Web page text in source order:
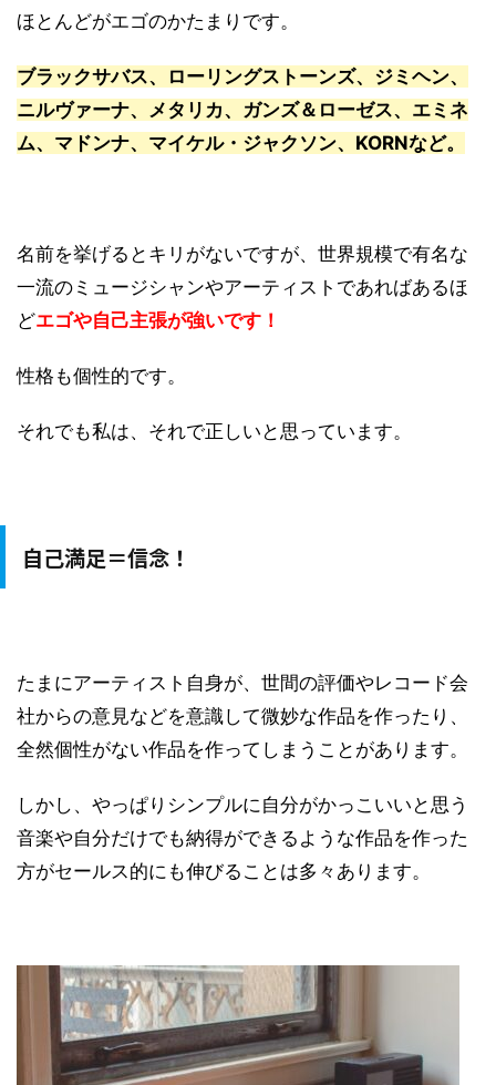
ほとんどがエゴのかたまりです。
ブラックサバス、ローリングストーンズ、ジミヘン、
ニルヴァーナ、メタリカ、ガンズ＆ローゼス、エミネ
ム、マドンナ、マイケル・ジャクソン、KORNなど。
名前を挙げるとキリがないですが、世界規模で有名な
一流のミュージシャンやアーティストであればあるほ
どエゴや自己主張が強いです！
性格も個性的です。
それでも私は、それで正しいと思っています。
自己満足＝信念！
たまにアーティスト自身が、世間の評価やレコード会
社からの意見などを意識して微妙な作品を作ったり、
全然個性がない作品を作ってしまうことがあります。
しかし、やっぱりシンプルに自分がかっこいいと思う
音楽や自分だけでも納得ができるような作品を作った
方がセールス的にも伸びることは多々あります。